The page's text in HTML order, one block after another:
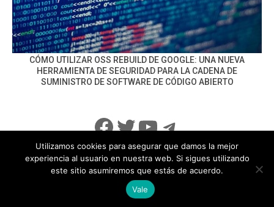
CÓMO UTILIZAR OSS REBUILD DE GOOGLE: UNA NUEVA
HERRAMIENTA DE SEGURIDAD PARA LA CADENA DE
SUMINISTRO DE SOFTWARE DE CÓDIGO ABIERTO
Facebook
Twitter
YouTube
Telegram
info@noticiasseguridad.com Política de Privacidad
Utilizamos cookies para asegurar que damos la mejor
experiencia al usuario en nuestra web. Si sigues utilizando
este sitio asumiremos que estás de acuerdo.
Vale